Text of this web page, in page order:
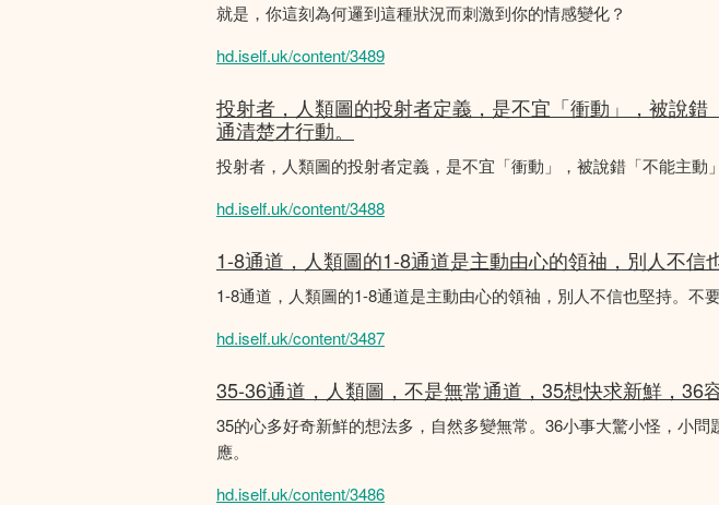
就是，你這刻為何邏到這種狀況而刺激到你的情感變化？
hd.iself.uk/content/3489
投射者，人類圖的投射者定義，是不宜「衝動」，被說
通清楚才行動。
投射者，人類圖的投射者定義，是不宜「衝動」，被說錯「不能主動
hd.iself.uk/content/3488
1-8通道，人類圖的1-8通道是主動由心的領䄂，別人不信
1-8通道，人類圖的1-8通道是主動由心的領䄂，別人不信也堅持。不
hd.iself.uk/content/3487
35-36通道，人類圖，不是無常通道，35想快求新鮮，36
35的心多好奇新鮮的想法多，自然多變無常。36小事大驚小怪，小
應。
hd.iself.uk/content/3486